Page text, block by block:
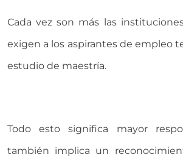
Cada vez son más las
exigen a los aspirantes de empleo
estudio de maestría.
Todo esto significa mayor
también implica un